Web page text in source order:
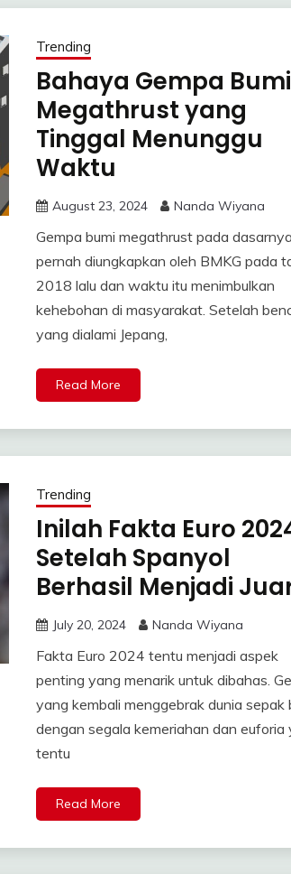
Trending
Bahaya Gempa Bumi
Megathrust yang
Tinggal Menunggu
Waktu
August 23, 2024 Nanda Wiyana
Gempa bumi megathrust pada dasarnya
pernah diungkapkan oleh BMKG pada
2018 lalu dan waktu itu menimbulkan
kehebohan di masyarakat. Setelah
yang dialami Jepang,
Read More
Trending
Inilah Fakta Euro
Setelah Spanyol
Berhasil Menjadi
July 20, 2024 Nanda Wiyana
Fakta Euro 2024 tentu menjadi aspek
penting yang menarik untuk dibahas.
yang kembali menggebrak dunia sepak
dengan segala kemeriahan dan euforia
tentu
Read More